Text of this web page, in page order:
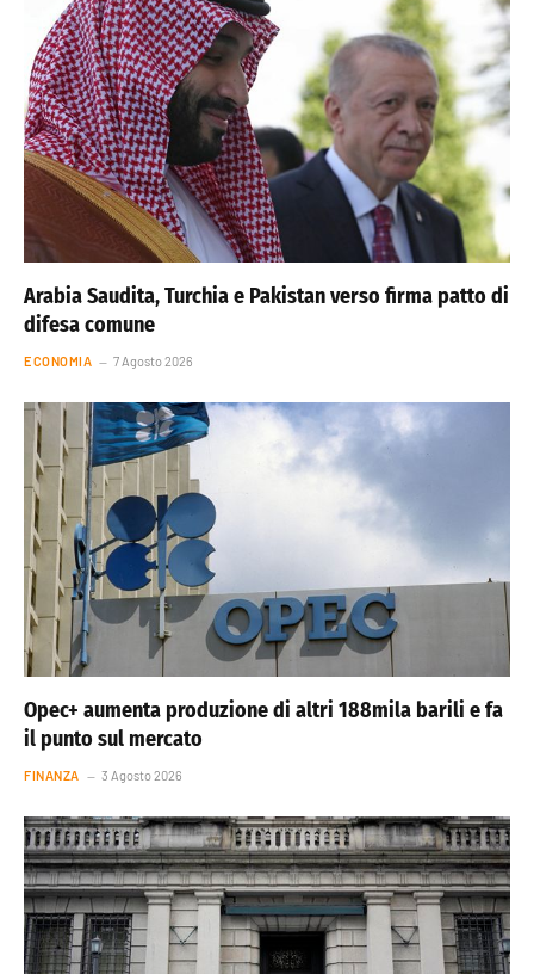
Arabia Saudita, Turchia e Pakistan verso firma patto di
difesa comune
ECONOMIA 7 Agosto 2026
Opec+ aumenta produzione di altri 188mila barili e fa
il punto sul mercato
FINANZA 3 Agosto 2026